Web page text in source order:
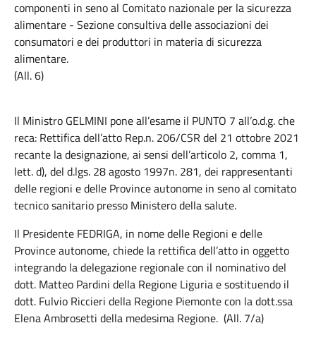
componenti in seno al Comitato nazionale per la sicurezza
alimentare - Sezione consultiva delle associazioni dei
consumatori e dei produttori in materia di sicurezza
alimentare.
(All. 6)
Il Ministro GELMINI pone all’esame il PUNTO 7 all’o.d.g. che
reca: Rettifica dell’atto Rep.n. 206/CSR del 21 ottobre 2021
recante la designazione, ai sensi dell’articolo 2, comma 1,
lett. d), del d.lgs. 28 agosto 1997n. 281, dei rappresentanti
delle regioni e delle Province autonome in seno al comitato
tecnico sanitario presso Ministero della salute.
Il Presidente FEDRIGA, in nome delle Regioni e delle
Province autonome, chiede la rettifica dell’atto in oggetto
integrando la delegazione regionale con il nominativo del
dott. Matteo Pardini della Regione Liguria e sostituendo il
dott. Fulvio Riccieri della Regione Piemonte con la dott.ssa
Elena Ambrosetti della medesima Regione. (All. 7/a)